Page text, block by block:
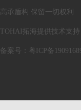
高承盾构 保留一切权利
TOHAI拓海提供技术支持
备案号： 粤ICP备